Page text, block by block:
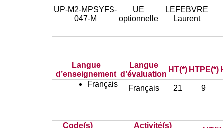
UP-M2-MPSYFS-
047-M
UE
optionnelle
LEFEBVRE
Laurent
Langue
d’enseignement
Langue
d’évaluation
HT(*) HTPE(*)
Français
Français 21 9
Code(s)
Activité(s)